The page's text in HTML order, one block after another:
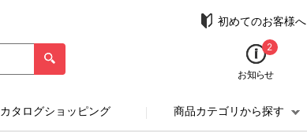
初めてのお客様へ
2
お知らせ
カタログショッピング 商品カテゴリから探す